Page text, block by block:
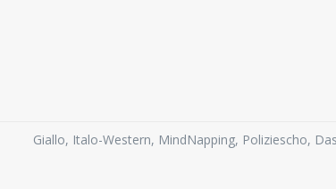
Giallo, Italo-Western, MindNapping, Poliziescho,